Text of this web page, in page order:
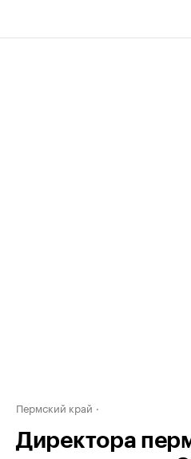
Пермский край
Директора